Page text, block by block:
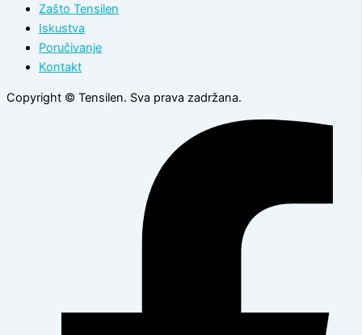
Zašto Tensilen
Iskustva
Poručivanje
Kontakt
Copyright © Tensilen. Sva prava zadržana.